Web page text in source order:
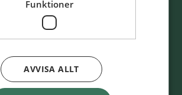
Funktioner
AVVISA ALLT